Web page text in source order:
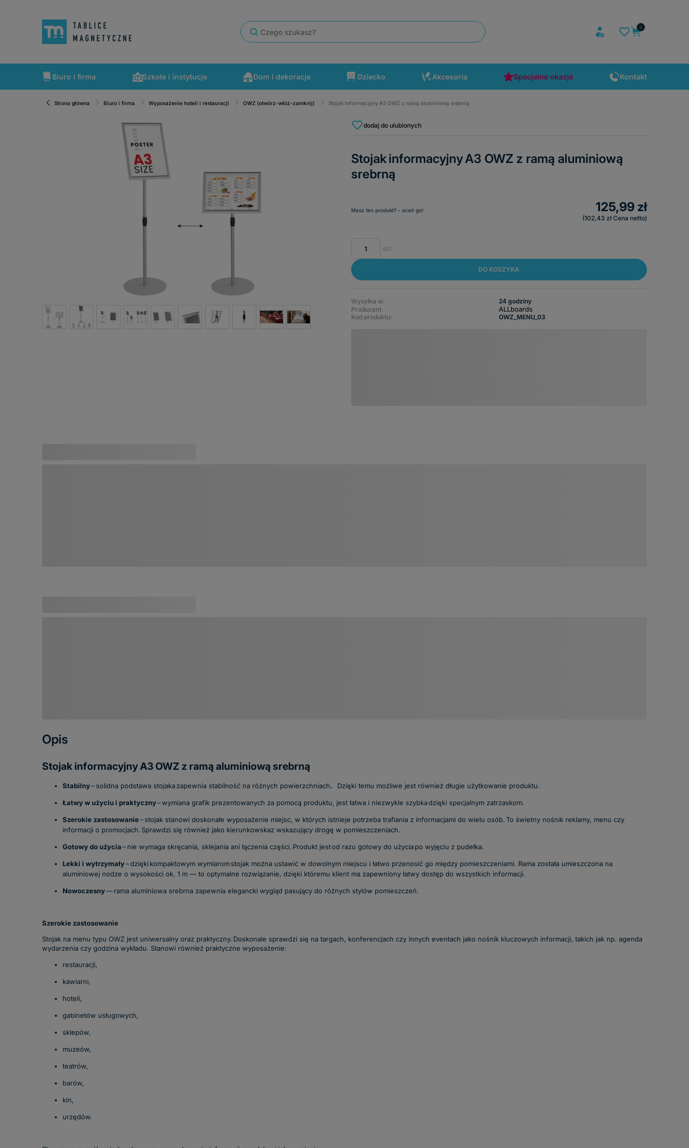
Biuro i firma Szkoła i instytucje Dom i dekoracje Dziecko Akcesoria Specjalne okazje Kontakt
Strona główna Biuro i firma Wyposażenie hoteli i restauracji OWZ (otwórz-włóż-zamknij) Stojak informacyjny A3 OWZ z ramą aluminiową srebrną
dodaj do ulubionych
Stojak informacyjny A3 OWZ z ramą aluminiową
srebrną
Masz ten produkt? - oceń go! 125,99 zł
102,43 zł Cena netto
szt.
DO KOSZYKA
Wysyłka w:
24 godziny
Producent:
ALLboards
Kod produktu: OWZ_MENU_03
Opis
Stojak informacyjny A3 OWZ z ramą aluminiową srebrną
Stabilny–solidna podstawa stojakazapewnia stabilność na różnych powierzchniach. Dzięki temu możliwe jest również długie użytkowanie produktu.
Łatwy w użyciu i praktyczny–wymiana grafik prezentowanych za pomocą produktu, jest łatwa i niezwykle szybkadzięki specjalnym zatrzaskom.
Szerokie zastosowanie–stojak stanowi doskonałe wyposażenie miejsc, w których istnieje potrzeba trafiania z informacjami do wielu osób. To świetny nośnik reklamy, menu czy
informacji o promocjach. Sprawdzi się również jako kierunkowskaz wskazujący drogę w pomieszczeniach.
Gotowy do użycia–nie wymaga skręcania, sklejania ani łączenia części. Produkt jestod razu gotowy do użyciapo wyjęciu z pudełka.
Lekki i wytrzymały–dzięki kompaktowym wymiaromstojak można ustawić w dowolnym miejscu i łatwo przenosić go między pomieszczeniami. Rama została umieszczona na
aluminiowej nodze o wysokości ok. 1 m — to optymalne rozwiązanie, dzięki któremu klient ma zapewniony łatwy dostęp do wszystkich informacji.
Nowoczesny—rama aluminiowa srebrna zapewnia elegancki wygląd pasujący do różnych stylów pomieszczeń.
Szerokie zastosowanie
Stojak na menu typu OWZ jest uniwersalny oraz praktyczny. Doskonale sprawdzi się na targach, konferencjach czy innych eventach jako nośnik kluczowych informacji, takich jak np. agenda
wydarzenia czy godzina wykładu. Stanowi również praktyczne wyposażenie:
restauracji,
kawiarni,
hoteli,
gabinetów usługowych,
sklepów,
muzeów,
teatrów,
barów,
kin,
urzędów.